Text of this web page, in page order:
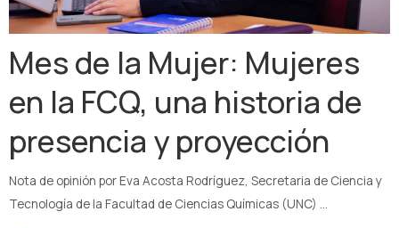
Mes de la Mujer: Mujeres
en la FCQ, una historia de
presencia y proyección
Nota de opinión por Eva Acosta Rodríguez, Secretaria de Ciencia y
Tecnología de la Facultad de Ciencias Químicas (UNC) …